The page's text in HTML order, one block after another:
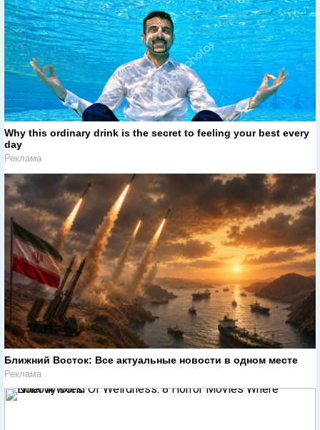
Why this ordinary drink is the secret to feeling your best every
day
Реклама
Ближний Восток: Все актуальные новости в одном месте
Реклама